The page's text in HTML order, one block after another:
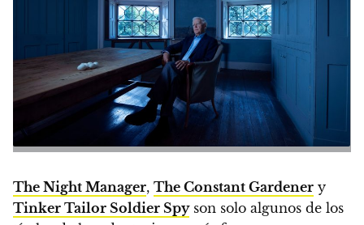
The Night Manager, The Constant Gardener y
Tinker Tailor Soldier Spyson solo algunos de los